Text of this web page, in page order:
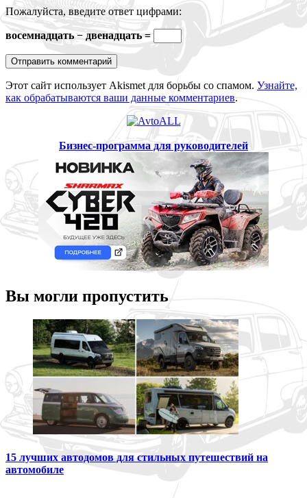
Пожалуйста, введите ответ цифрами:
восемнадцать − двенадцать =
Этот сайт использует Akismet для борьбы со спамом. Узнайте,
как обрабатываются ваши данные комментариев.
Бизнес-программа для руководителей
Вы могли пропустить
15 лучших автодомов для стильных путешествий на
автомобиле